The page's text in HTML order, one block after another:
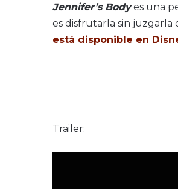
Jennifer’s Bodyes una
es disfrutarla sin juzgarla
está disponible en
Trailer: